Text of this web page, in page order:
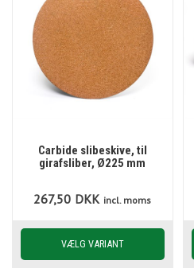
Carbide slibeskive, til
girafsliber, Ø225 mm
267,50 DKK incl. moms